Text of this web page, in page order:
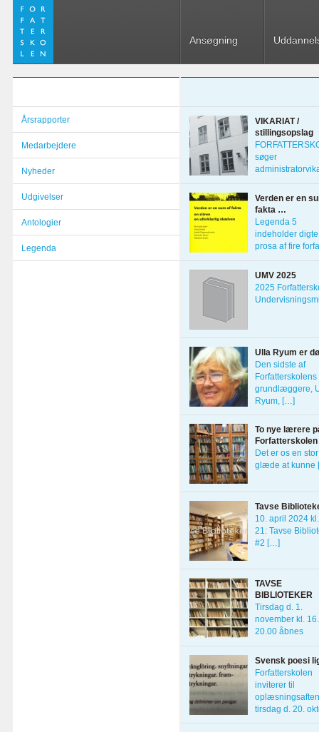
Ansøgning
Årsrapporter
Medarbejdere
Nyheder
Udgivelser
Antologier
Legenda
VIKARIAT /
stillingsopslag
søger
1. marts 2022
Verden er en
fakta …
Legenda 5
indeholder
prosa af fire
fra Skt.
UMV 2025
2025
Ulla Ryum er
Den sidste af
Forfatterskolens
grundlæggere,
Ryum, […]
To nye lærere
Forfatterskolen
Det er os en stor
glæde at kunne
Tavse
10. april 2024
21: Tavse
#2 […]
TAVSE
BIBLIOTEKER
Tirsdag d. 1.
november kl.
20.00 åbnes
Svensk poesi
Forfatterskolen
inviterer til
oplæsningsaften
tirsdag d. 20.
[…]